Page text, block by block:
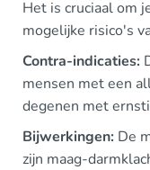
Het is cruciaal om
mogelijke risico's
Contra-indicaties:
mensen met een
degenen met
Bijwerkingen: De
zijn maag-